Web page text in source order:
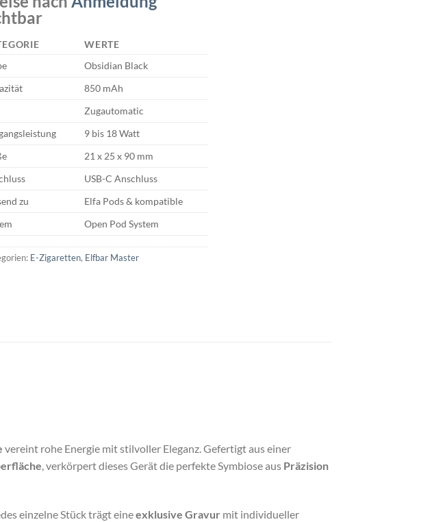
WERTE
Obsidian Black
850 mAh
Zugautomatic
9 bis 18 Watt
21 x 25 x 90 mm
USB-C Anschluss
zu
Elfa Pods & kompatible
Open Pod System
E-Zigaretten, Elfbar Master
vereint rohe Energie mit stilvoller Eleganz. Gefertigt aus einer
, verkörpert dieses Gerät die perfekte Symbiose aus Präzision
einzelne Stück trägt eineexklusive Gravur mit individueller